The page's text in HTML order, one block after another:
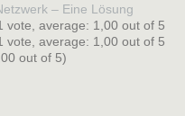
– Eine Lösung
out of 5)